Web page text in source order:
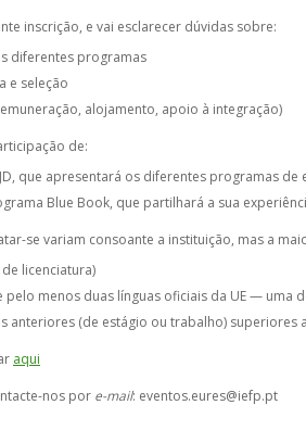
inscrição, e vai esclarecer dúvidas sobre:
diferentes programas
e seleção
alojamento, apoio à integração)
de:
que apresentará os diferentes programas
Blue Book, que partilhará a sua
se variam consoante a instituição, mas a
licenciatura)
pelo menos duas línguas oficiais da UE — uma
anteriores (de estágio ou trabalho) superiores
aqui
nos por e-mail: eventos.eures@iefp.pt